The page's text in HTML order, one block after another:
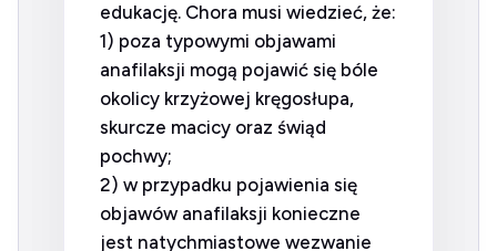
edukację. Chora musi wiedzieć, że:
1) poza typowymi objawami
anafilaksji mogą pojawić się bóle
okolicy krzyżowej kręgosłupa,
skurcze macicy oraz świąd
pochwy;
2) w przypadku pojawienia się
objawów anafilaksji konieczne
jest natychmiastowe wezwanie